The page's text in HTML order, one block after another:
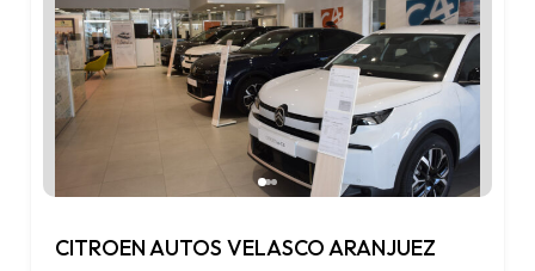
CITROEN AUTOS VELASCO ARANJUEZ